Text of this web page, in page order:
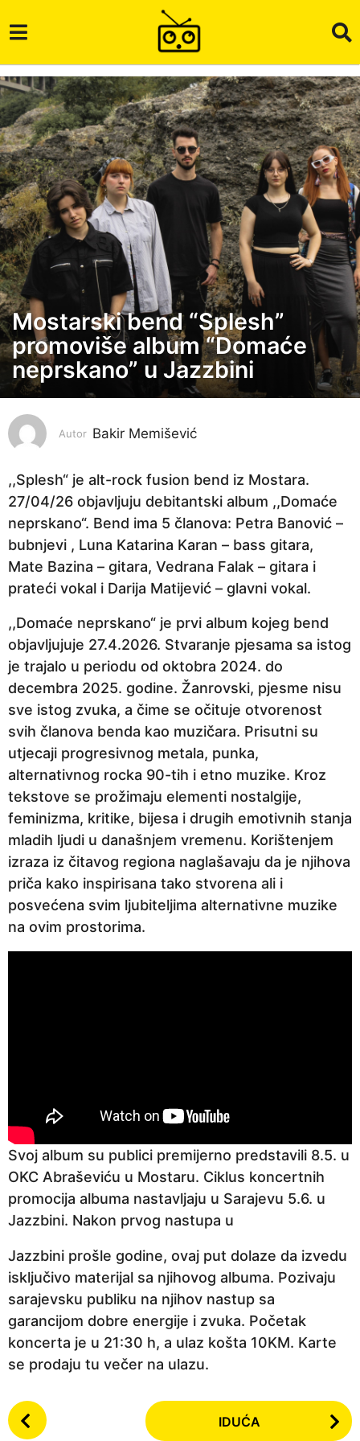
2
m
j
e
e
c
a
p
m
j
e
s
e
c
a
p
r
i
j
e
Mostarski bend “Splesh”
promoviše album “Domaće
neprskano” u Jazzbini
Autor Bakir Memišević
,,Splesh“ je alt-rock fusion bend iz Mostara.
27/04/26 objavljuju debitantski album ,,Domaće
neprskano“. Bend ima 5 članova: Petra Banović –
bubnjevi , Luna Katarina Karan – bass gitara,
Mate Bazina – gitara, Vedrana Falak – gitara i
prateći vokal i Darija Matijević – glavni vokal.
,,Domaće neprskano“ je prvi album kojeg bend
objavljujuje 27.4.2026. Stvaranje pjesama sa istog
je trajalo u periodu od oktobra 2024. do
decembra 2025. godine. Žanrovski, pjesme nisu
sve istog zvuka, a čime se očituje otvorenost
svih članova benda kao muzičara. Prisutni su
utjecaji progresivnog metala, punka,
alternativnog rocka 90-tih i etno muzike. Kroz
tekstove se prožimaju elementi nostalgije,
feminizma, kritike, bijesa i drugih emotivnih stanja
mladih ljudi u današnjem vremenu. Korištenjem
izraza iz čitavog regiona naglašavaju da je njihova
priča kako inspirisana tako stvorena ali i
posvećena svim ljubiteljima alternativne muzike
na ovim prostorima.
Svoj album su publici premijerno predstavili 8.5. u
OKC Abraševiću u Mostaru. Ciklus koncertnih
promocija albuma nastavljaju u Sarajevu 5.6. u
Jazzbini. Nakon prvog nastupa u
Jazzbini prošle godine, ovaj put dolaze da izvedu
isključivo materijal sa njihovog albuma. Pozivaju
sarajevsku publiku na njihov nastup sa
garancijom dobre energije i zvuka. Početak
koncerta je u 21:30 h, a ulaz košta 10KM. Karte
se prodaju tu večer na ulazu.
P
o
IDUĆA